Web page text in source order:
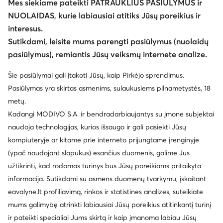
Klientų aptarnavimas
Apie mus
Informacija
Mes siekiame pateikti PATRAUKLIUS PASIŪLYMUS ir
NUOLAIDAS, kurie labiausiai atitiks Jūsų poreikius ir
interesus.
Sutikdami, leisite mums parengti pasiūlymus (nuolaidų
pasiūlymus), remiantis Jūsų veiksmų internete analize.
Šie pasiūlymai gali įtakoti Jūsų, kaip Pirkėjo sprendimus.
Pasiūlymas yra skirtas asmenims, sulaukusiems pilnametystės, 18
metų.
Kadangi MODIVO S.A. ir bendradarbiaujantys su įmone subjektai
naudoja technologijas, kurios išsaugo ir gali pasiekti Jūsų
kompiuteryje ar kitame prie interneto prijungtame įrenginyje
(ypač naudojant slapukus) esančius duomenis, galime Jus
užtikrinti, kad rodomas turinys bus Jūsų poreikiams pritaikyta
informacija. Sutikdami su asmens duomenų tvarkymu, įskaitant
eavalyne.lt profiliavimą, rinkos ir statistines analizes, suteikiate
mums galimybę atrinkti labiausiai Jūsų poreikius atitinkantį turinį
ir pateikti specialiai Jums skirtą ir kaip įmanoma labiau Jūsų